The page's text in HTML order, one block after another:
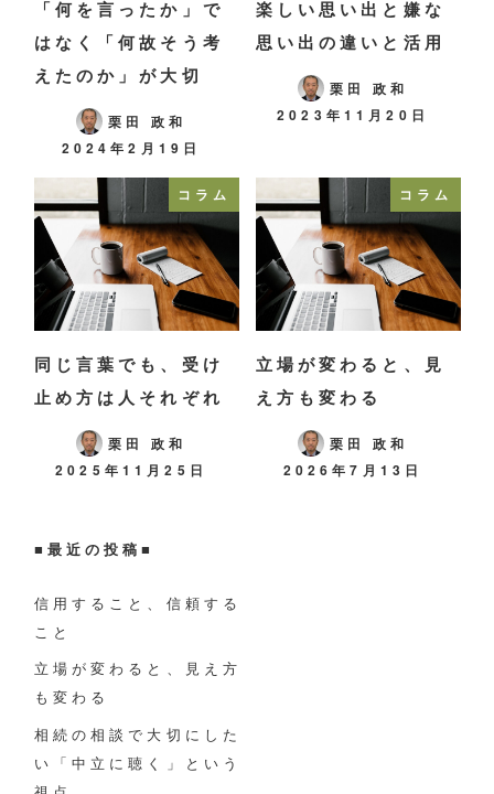
「何を言ったか」で
はなく「何故そう考
えたのか」が大切
栗田 政和
2024年2月19日
楽しい思い出と嫌な
思い出の違いと活用
栗田 政和
2023年11月20日
コラム
同じ言葉でも、受け
止め方は人それぞれ
栗田 政和
2025年11月25日
コラム
立場が変わると、見
え方も変わる
栗田 政和
2026年7月13日
■ 最近の投稿■
信用すること、信頼する
こと
立場が変わると、見え方
も変わる
相続の相談で大切にした
い「中立に聴く」という